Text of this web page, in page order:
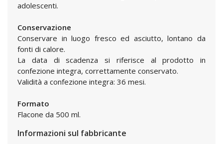
adolescenti.
Conservazione
Conservare in luogo fresco ed asciutto, lontano da
fonti di calore.
La data di scadenza si riferisce al prodotto in
confezione integra, correttamente conservato.
Validità a confezione integra: 36 mesi.
Formato
Flacone da 500 ml.
Informazioni sul fabbricante